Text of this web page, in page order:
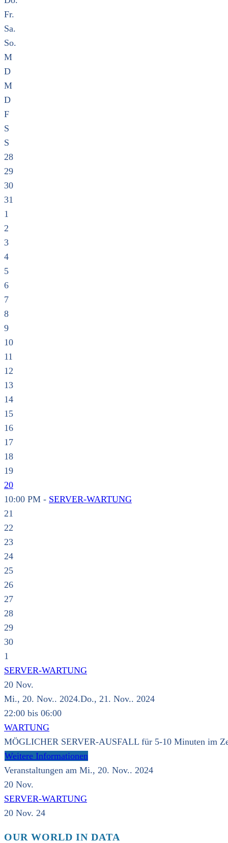
Fr.
Sa.
So.
M
D
M
D
F
S
S
28
29
30
31
1
2
3
4
5
6
7
8
9
10
11
12
13
14
15
16
17
18
19
20
10:00 PM - SERVER-WARTUNG
21
22
23
24
25
26
27
28
29
30
1
SERVER-WARTUNG
20 Nov.
Mi., 20. Nov.. 2024.Do., 21. Nov.. 2024
22:00 bis 06:00
WARTUNG
MÖGLICHER SERVER-AUSFALL für 5-10 Minuten im
Weitere Informationen
Veranstaltungen am Mi., 20. Nov.. 2024
20 Nov.
SERVER-WARTUNG
20 Nov. 24
OUR WORLD IN DATA